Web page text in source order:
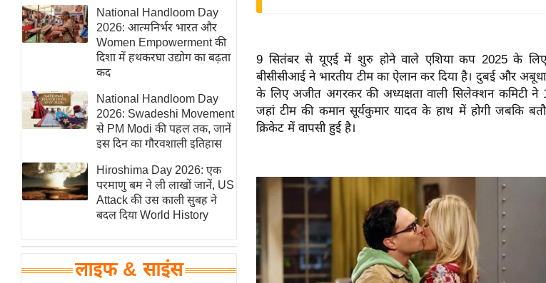
ऑटो वर्ल्ड
न्यूज ब्रीफ
मनोरंजन जगत
बॉलीवुड
हॉलीवुड
फिल्म समीक्षा
Breaking
News
लाइफस्टाइल
टेक्नॉलॉजी
घरेलू नुस्खे
पर्यटन स्थल
National Handloom Day
2026: आत्मनिर्भर भारत और
Women Empowerment की
दिशा में हथकरघा उद्योग का बढ़ता
कद
National Handloom Day
2026: Swadeshi Movement
से PM Modi की पहल तक, जानें
इस दिन का गौरवशाली इतिहास
Hiroshima Day 2026: एक
परमाणु बम ने ली लाखों जानें, US
Attack की उस काली सुबह ने
बदल दिया World History
लाइफ & साइंस
9 सितंबर से यूएई में शुरु होने वाले एशिया कप 2025 के लिए
बीसीसीआई ने भारतीय टीम का ऐलान कर दिया है। दुबई और
के लिए अजीत अगरकर की अध्यक्षता वाली सिलेक्शन कमिटी ने
जहां टीम की कमान सूर्यकुमार यादव के हाथ में होगी जबकि
क्रिकेट में वापसी हुई है।